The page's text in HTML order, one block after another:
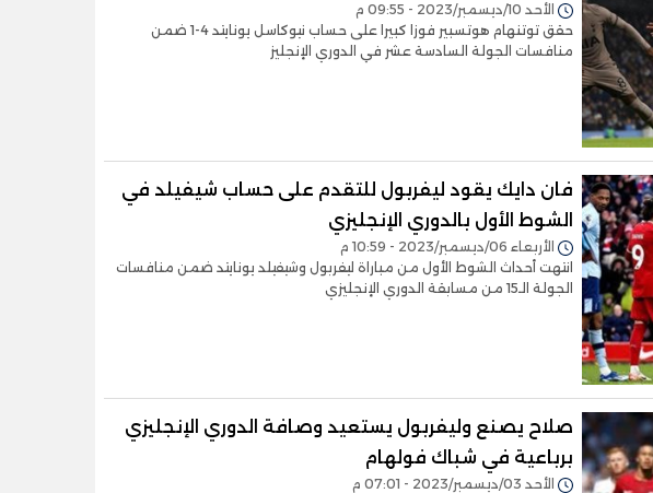
الأحد 10/ديسمبر/2023 - 09:55 م
حقق توتنهام هوتسبير فوزا كبيرا على حساب نيوكاسل يونايتد 4-1 ضمن
منافسات الجولة السادسة عشر في الدوري الإنجليز
فان دايك يقود ليفربول للتقدم على حساب شيفيلد في
الشوط الأول بالدوري الإنجليزي
الأربعاء 06/ديسمبر/2023 - 10:59 م
انتهت أحداث الشوط الأول من مباراة ليفربول وشيفيلد يونايتد ضمن منافسات
الجولة الـ15 من مسابقة الدوري الإنجليزي
صلاح يصنع وليفربول يستعيد وصافة الدوري الإنجليزي
برباعية في شباك فولهام
الأحد 03/ديسمبر/2023 - 07:01 م